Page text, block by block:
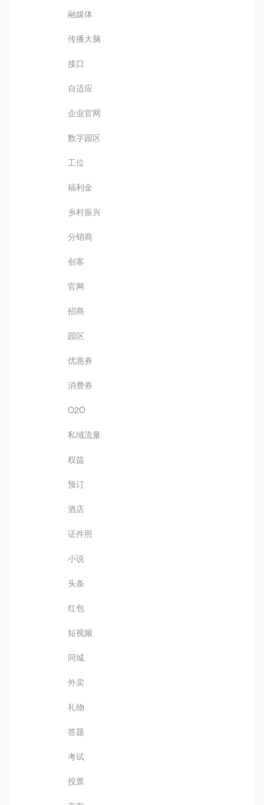
融媒体
传播大脑
接口
自适应
企业官网
数字园区
工位
福利金
乡村振兴
分销商
创客
官网
招商
园区
优惠券
消费券
O2O
私域流量
权益
预订
酒店
证件照
小说
头条
红包
短视频
同城
外卖
礼物
答题
考试
投票